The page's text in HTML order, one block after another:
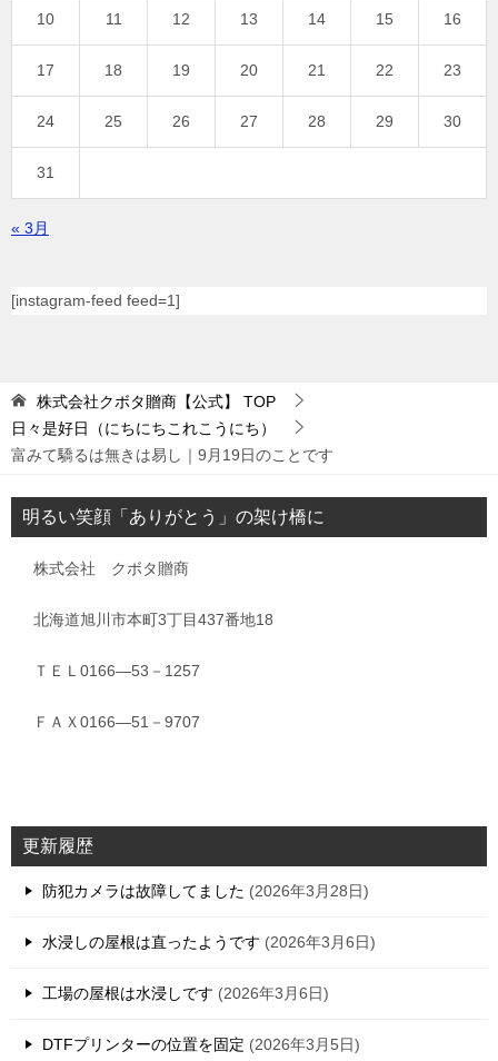
10 11 12 13 14 15 16
17 18 19 20 21 22 23
24 25 26 27 28 29 30
31
« 3月
[instagram-feed feed=1]
株式会社クボタ贈商【公式】
TOP
日々是好日（にちにちこれこうにち）
富みて驕るは無きは易し｜9月19日のことです
明るい笑顔「ありがとう」の架け橋に
株式会社 クボタ贈商
北海道旭川市本町3丁目437番地18
ＴＥＬ0166―53－1257
ＦＡＸ0166―51－9707
更新履歴
防犯カメラは故障してました 2026年3月28日
水浸しの屋根は直ったようです 2026年3月6日
工場の屋根は水浸しです 2026年3月6日
DTFプリンターの位置を固定 2026年3月5日